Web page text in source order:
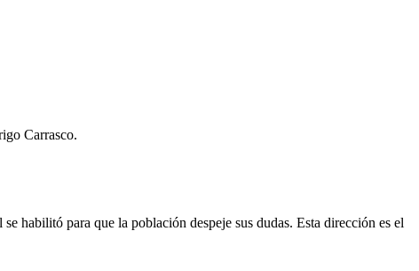
Carrasco.
se habilitó para que la población despeje sus dudas. Esta dirección es el